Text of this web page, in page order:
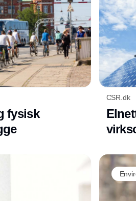
fysisk
CSR.dk